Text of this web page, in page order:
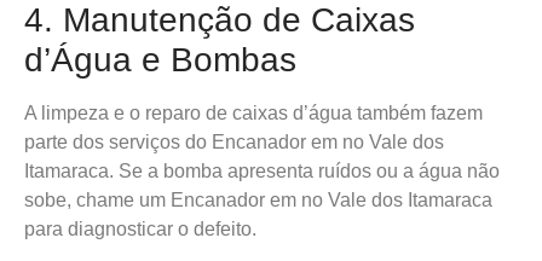
4. Manutenção de Caixas
d’Água e Bombas
A limpeza e o reparo de caixas d’água também fazem
parte dos serviços do Encanador em no Vale dos
Itamaraca. Se a bomba apresenta ruídos ou a água não
sobe, chame um Encanador em no Vale dos Itamaraca
para diagnosticar o defeito.